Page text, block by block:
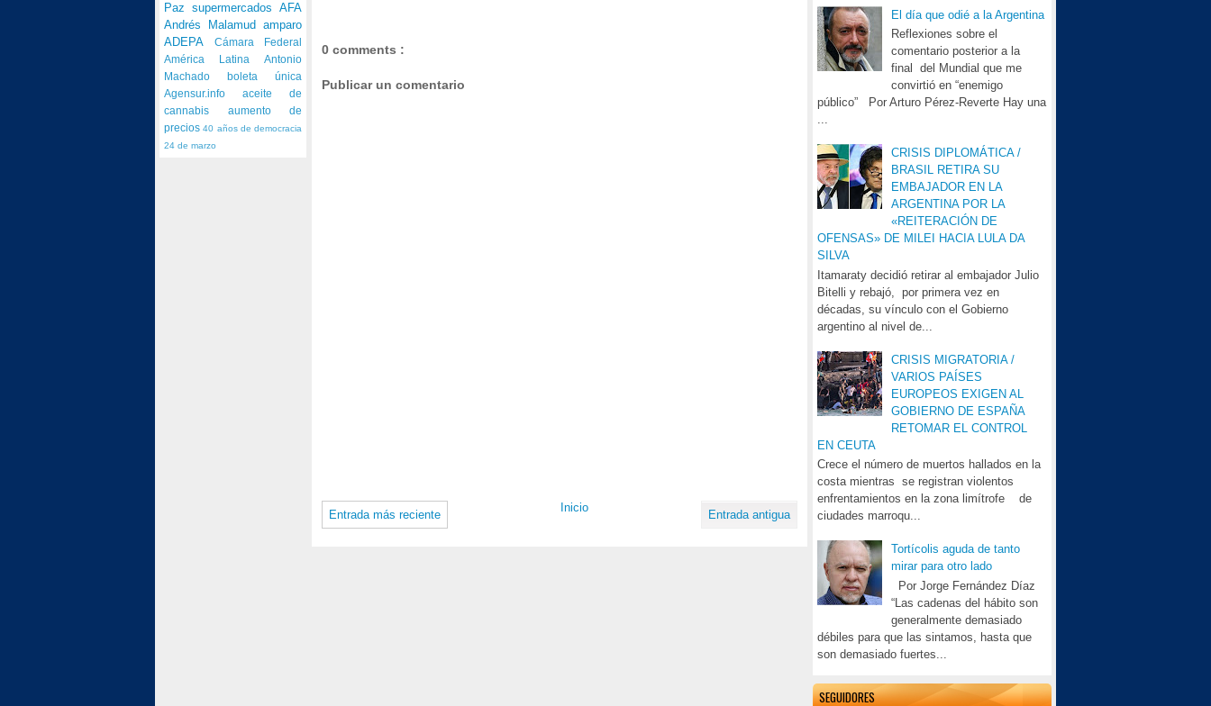
El día que odié a la Argentina
Reflexiones sobre el
comentario posterior a la
final del Mundial que me
convirtió en “enemigo
público” Por Arturo Pérez-Reverte Hay una
...
CRISIS DIPLOMÁTICA /
BRASIL RETIRA SU
EMBAJADOR EN LA
ARGENTINA POR LA
«REITERACIÓN DE
OFENSAS» DE MILEI HACIA LULA DA
SILVA
Itamaraty decidió retirar al embajador Julio
Bitelli y rebajó, por primera vez en
décadas, su vínculo con el Gobierno
argentino al nivel de...
CRISIS MIGRATORIA /
VARIOS PAÍSES
EUROPEOS EXIGEN AL
GOBIERNO DE ESPAÑA
RETOMAR EL CONTROL
EN CEUTA
Crece el número de muertos hallados en la
costa mientras se registran violentos
enfrentamientos en la zona limítrofe de
ciudades marroqu...
Tortícolis aguda de tanto
mirar para otro lado
Por Jorge Fernández Díaz
“Las cadenas del hábito son
generalmente demasiado
débiles para que las sintamos, hasta que
son demasiado fuertes...
SEGUIDORES
0 comments :
Publicar un comentario
Entrada más reciente Entrada antigua
Inicio
Paz supermercados AFA
Andrés Malamud amparo
ADEPA
Cámara Federal
América Latina Antonio
Machado boleta única
Agensur.info aceite de
cannabis aumento de
precios40 años de democracia
24 de marzo